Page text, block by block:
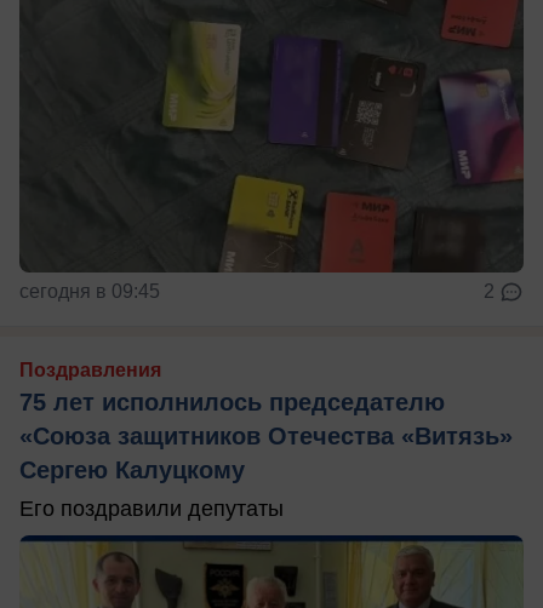
сегодня в 09:45 2
Поздравления
75 лет исполнилось председателю
«Союза защитников Отечества «Витязь»
Сергею Калуцкому
Его поздравили депутаты